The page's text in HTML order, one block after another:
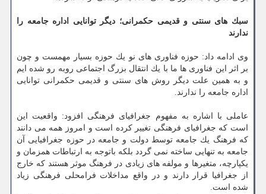
سبك های سنتی و قدیمی حكمرانی؛ دیگر توانایی اداره جامعه را
ندارند
وی ادامه داد: حوزه فناوری های نو یك حوزه بسیار مهمست و چون
بر اثر این فناوری ها ما با یك انتقال بزرگ اجتماعی روبه رو شده ایم
و به همین علت دیگر روش های سنتی و قدیمی حكمرانی توانایی
اداره جامعه را ندارند.
عاملی با اشاره به مفهوم جغرافیای فرهنگی افزود: واقعیت این
است كه جغرافیای فرهنگی تغییر كرده است و امروز همه می دانند
كه فرهنگ یك جامعه توسط دولت و جامعه در حوزه جغرافیایی آن
جامعه به تنهایی ساخته نمی گردد بلكه باتوجه به ارتباطات همزمان و
یكپارچه، متغیرها و مولفه های زیادی در فرهنگ موثر هستند كه خارج
از جغرافیا قرار دارند و در واقع مداخلات فرامحلی فرهنگی زیاد
شده است.